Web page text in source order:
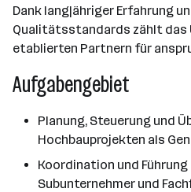
Dank langjähriger Erfahrung
Qualitätsstandards zählt das
etablierten Partnern für
Aufgabengebiet
Planung, Steuerung und
Hochbauprojekten als
Koordination und
Subunternehmer und